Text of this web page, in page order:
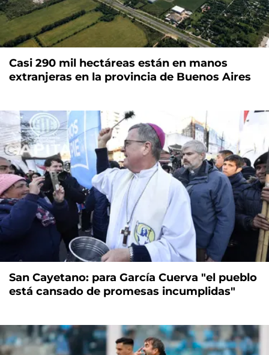
Casi 290 mil hectáreas están en manos
extranjeras en la provincia de Buenos Aires
San Cayetano: para García Cuerva "el pueblo
está cansado de promesas incumplidas"